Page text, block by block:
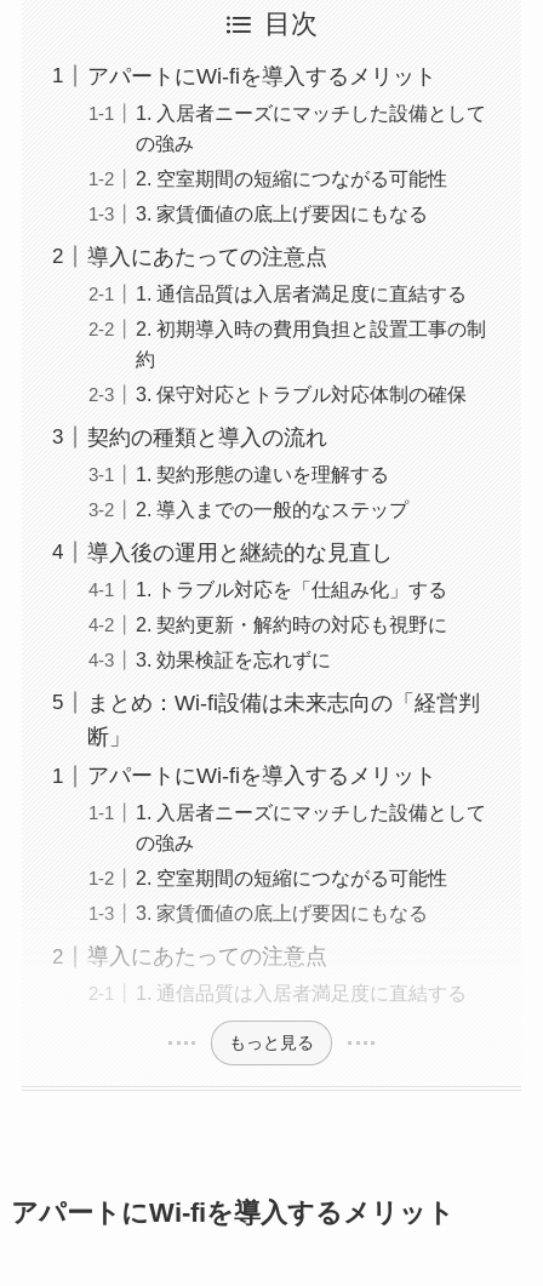
目次
アパートにWi-fiを導入するメリット
1. 入居者ニーズにマッチした設備として
の強み
2. 空室期間の短縮につながる可能性
3. 家賃価値の底上げ要因にもなる
導入にあたっての注意点
1. 通信品質は入居者満足度に直結する
2. 初期導入時の費用負担と設置工事の制
約
3. 保守対応とトラブル対応体制の確保
契約の種類と導入の流れ
1. 契約形態の違いを理解する
2. 導入までの一般的なステップ
導入後の運用と継続的な見直し
1. トラブル対応を「仕組み化」する
2. 契約更新・解約時の対応も視野に
3. 効果検証を忘れずに
まとめ：Wi-fi設備は未来志向の「経営判
断」
アパートにWi-fiを導入するメリット
1. 入居者ニーズにマッチした設備として
の強み
2. 空室期間の短縮につながる可能性
3. 家賃価値の底上げ要因にもなる
導入にあたっての注意点
1. 通信品質は入居者満足度に直結する
もっと見る
アパートにWi-fiを導入するメリット